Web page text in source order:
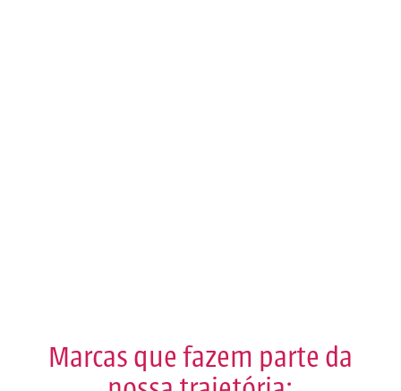
Marcas que fazem parte da